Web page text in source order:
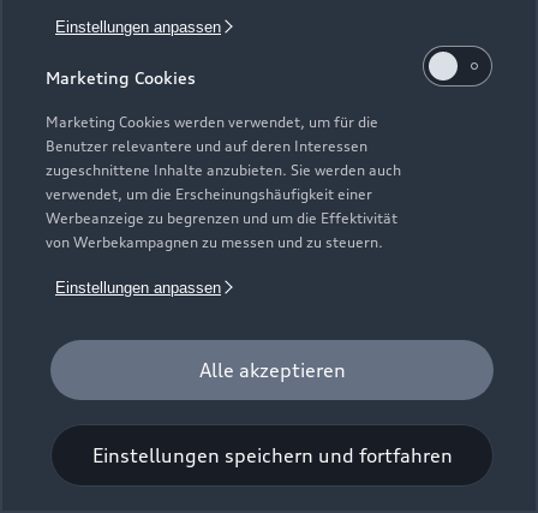
Einstellungen anpassen
Marketing Cookies
Marketing Cookies werden verwendet, um für die
Benutzer relevantere und auf deren Interessen
zugeschnittene Inhalte anzubieten. Sie werden auch
verwendet, um die Erscheinungshäufigkeit einer
Werbeanzeige zu begrenzen und um die Effektivität
von Werbekampagnen zu messen und zu steuern.
Einstellungen anpassen
Alle akzeptieren
Einstellungen speichern und fortfahren
Universal-Reinigungstuch
Für einen glänzenden Eindruck.
Zur Audi Shopping World